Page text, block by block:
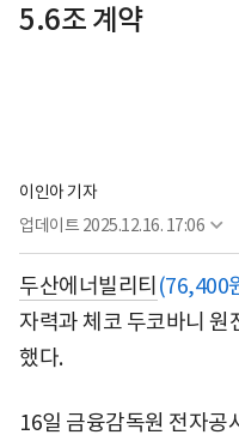
5.6조 계약
이인아 기자
업데이트 2025.12.16. 17:06
두산에너빌리티 (76,400
자력과 체코 두코바니
했다.
16일 금융감독원 전자공